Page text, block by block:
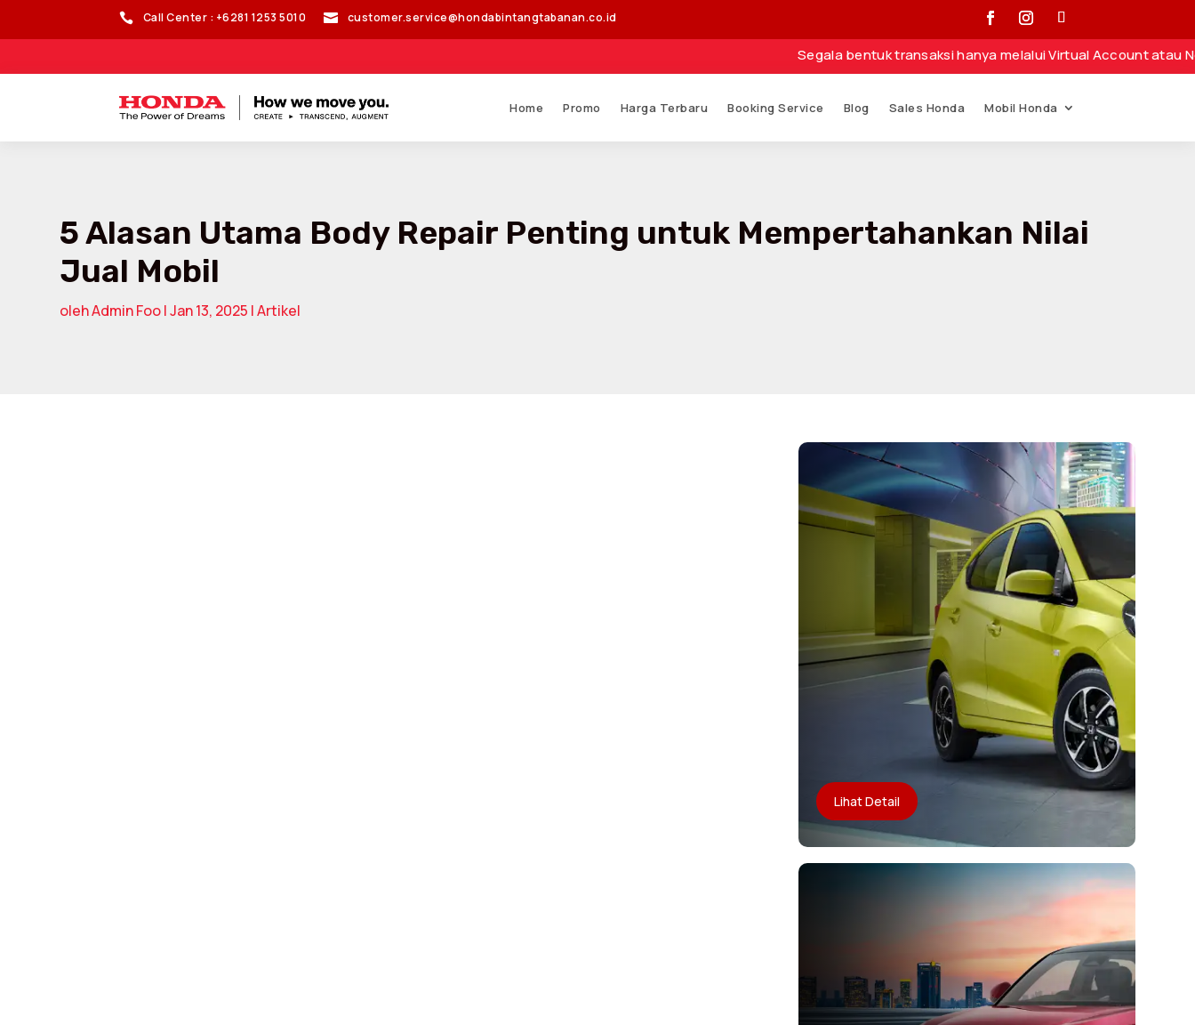
 Call Center : +6281 1253 5010  customer.service@hondabintangtabanan.co.id
Segala bentuk transaksi hanya melalui Virtual Account atau Nomor
Home Promo Harga Terbaru Booking Service Blog Sales Honda Mobil Honda
5 Alasan Utama Body Repair Penting untuk Mempertahankan Nilai
Jual Mobil
olehAdmin Foo|Jan 13, 2025 |Artikel
Lihat Detail